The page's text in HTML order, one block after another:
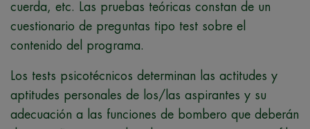
cuerda, etc. Las pruebas teóricas constan de un
cuestionario de preguntas tipo test sobre el
contenido del programa.
Los tests psicotécnicos determinan las actitudes y
aptitudes personales de los/las aspirantes y su
adecuación a las funciones de bombero que deberán